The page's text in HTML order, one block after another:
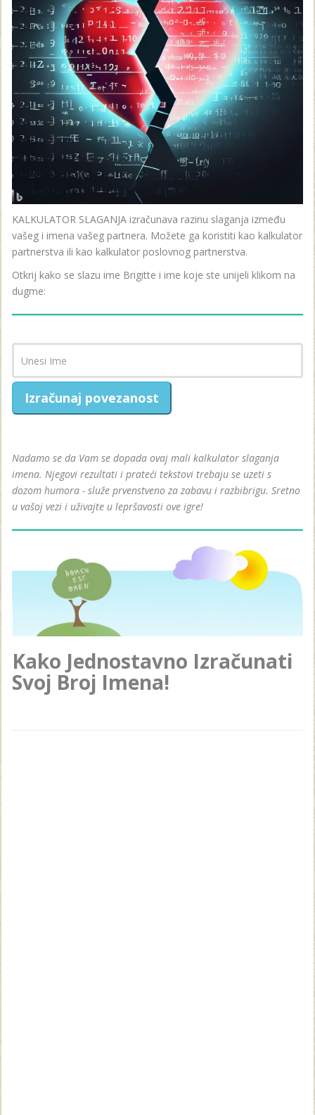
KALKULATOR SLAGANJA izračunava razinu slaganja između
vašeg i imena vašeg partnera. Možete ga koristiti kao kalkulator
partnerstva ili kao kalkulator poslovnog partnerstva.
Otkrij kako se slazu ime Brigitte i ime koje ste unijeli klikom na
dugme:
Izračunaj povezanost
Nadamo se da Vam se dopada ovaj mali kalkulator slaganja
imena. Njegovi rezultati i prateći tekstovi trebaju se uzeti s
dozom humora - služe prvenstveno za zabavu i razbibrigu. Sretno
u vašoj vezi i uživajte u lepršavosti ove igre!
Kako Jednostavno Izračunati
Svoj Broj Imena!